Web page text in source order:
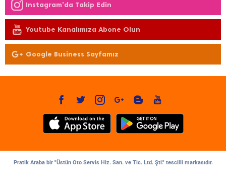
Instagram'da Takip Edin
Youtube Kanalımıza Abone Olun
Google Business Sayfamız
Pratik Araba bir "Üstün Oto Servis Hiz. San. ve Tic. Ltd. Şti." tescilli markasıdır.